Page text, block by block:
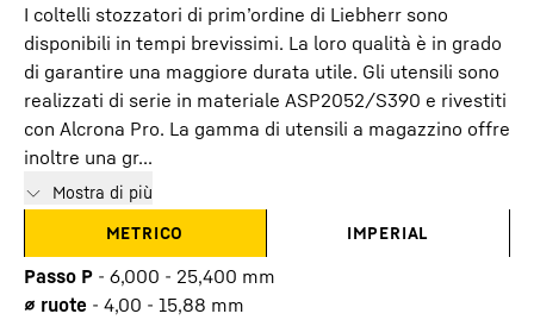
I coltelli stozzatori di prim’ordine di Liebherr sono
disponibili in tempi brevissimi. La loro qualità è in grado
di garantire una maggiore durata utile. Gli utensili sono
realizzati di serie in materiale ASP2052/S390 e rivestiti
con Alcrona Pro. La gamma di utensili a magazzino offre
inoltre una gr...
Mostra di più
METRICO
IMPERIAL
Passo P - 6,000 - 25,400 mm
⌀ ruote - 4,00 - 15,88 mm